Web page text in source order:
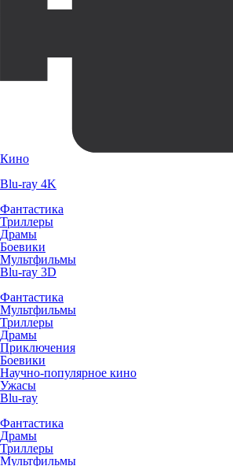
Кино
Blu-ray 4K
Фантастика
Триллеры
Драмы
Боевики
Мультфильмы
Blu-ray 3D
Фантастика
Мультфильмы
Триллеры
Драмы
Приключения
Боевики
Научно-популярное кино
Ужасы
Blu-ray
Фантастика
Драмы
Триллеры
Мультфильмы